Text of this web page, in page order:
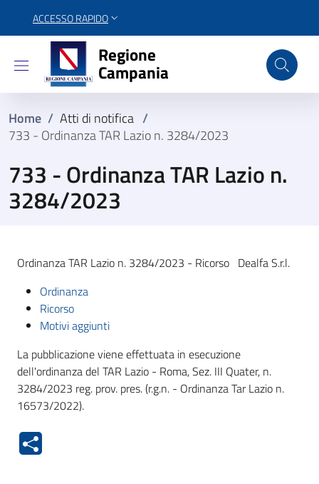
ACCESSO RAPIDO
Regione Campania
Regione
Campania
Home / Atti di notifica /
733 - Ordinanza TAR Lazio n. 3284/2023
733 - Ordinanza TAR Lazio n.
3284/2023
Ordinanza TAR Lazio n. 3284/2023 - Ricorso Dealfa S.r.l.
Ordinanza
Ricorso
Motivi aggiunti
La pubblicazione viene effettuata in esecuzione
dell'ordinanza del TAR Lazio - Roma, Sez. III Quater, n.
3284/2023 reg. prov. pres. (r.g.n. - Ordinanza Tar Lazio n.
16573/2022).